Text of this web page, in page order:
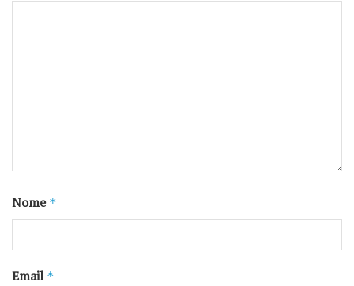
Nome *
Email *